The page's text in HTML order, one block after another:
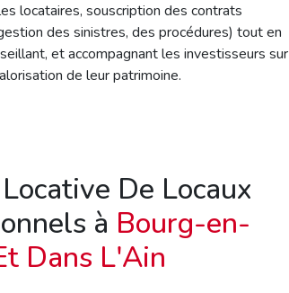
locataires, souscription des contrats
des sinistres, des procédures) tout en
et accompagnant les investisseurs sur
de leur patrimoine.
De Locaux
à Bourg-en-
Dans L'Ain